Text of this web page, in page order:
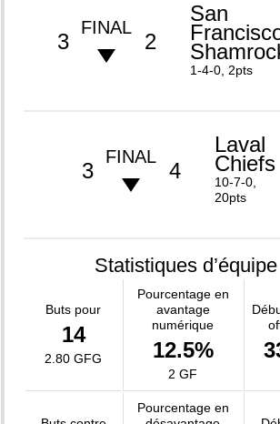
3
FINAL
2
San
1-4-0, 2pts
3
FINAL
4
Laval
Chiefs
10-7-0,
20pts
Statistiques d’équipe
Buts pour
14
2.80 GFG
Pourcentage en
avantage
numérique
12.5%
2 GF
Pourcentage en